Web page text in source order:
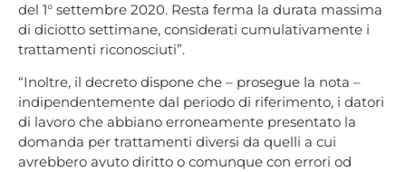
del 1° settembre 2020. Resta ferma la durata massima
di diciotto settimane, considerati cumulativamente i
trattamenti riconosciuti”.
“Inoltre, il decreto dispone che – prosegue la nota –
indipendentemente dal periodo di riferimento, i datori
di lavoro che abbiano erroneamente presentato la
domanda per trattamenti diversi da quelli a cui
avrebbero avuto diritto o comunque con errori od